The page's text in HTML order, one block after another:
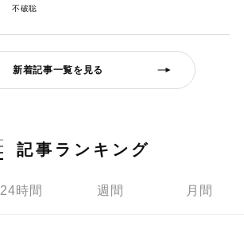
不破聡
新着記事一覧を見る
記事ランキング
24時間 週間 月間